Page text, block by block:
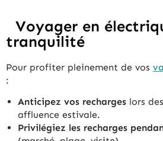
Voyager en
tranquilité
Pour profiter pleinement de vos
:
Anticipez vos recharges lors
affluence estivale.
Privilégiez les recharges